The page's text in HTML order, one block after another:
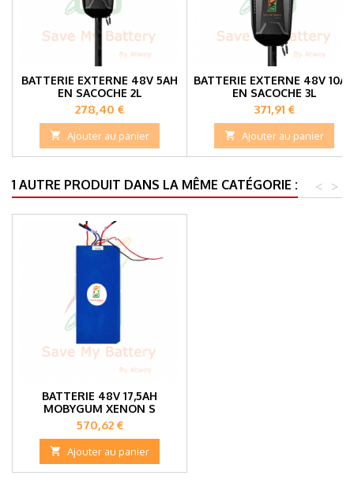
BATTERIE EXTERNE 48V 5AH
EN SACOCHE 2L
Prix
278,40 €
 Ajouter au panier
BATTERIE EXTERNE 48V 10AH
EN SACOCHE 3L
Prix
371,91 €
 Ajouter au panier
1 AUTRE PRODUIT DANS LA MÊME CATÉGORIE : >
<
BATTERIE 48V 17,5AH
MOBYGUM XENON S
Prix
570,62 €
 Ajouter au panier